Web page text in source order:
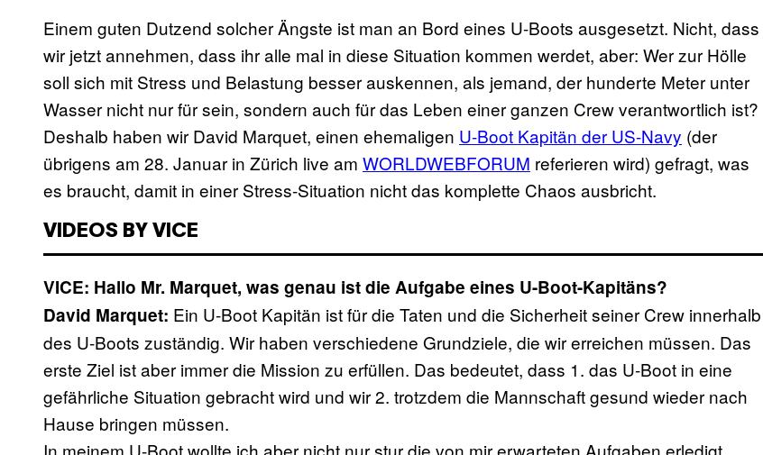
Einem guten Dutzend solcher Ängste ist man an Bord eines U-Boots ausgesetzt. Nicht, dass
wir jetzt annehmen, dass ihr alle mal in diese Situation kommen werdet, aber: Wer zur Hölle
soll sich mit Stress und Belastung besser auskennen, als jemand, der hunderte Meter unter
Wasser nicht nur für sein, sondern auch für das Leben einer ganzen Crew verantwortlich ist?
Deshalb haben wir David Marquet, einen ehemaligen U-Boot Kapitän der US-Navy (der
übrigens am 28. Januar in Zürich live am WORLDWEBFORUM referieren wird) gefragt, was
es braucht, damit in einer Stress-Situation nicht das komplette Chaos ausbricht.
VIDEOS BY VICE
VICE: Hallo Mr. Marquet, was genau ist die Aufgabe eines U-Boot-Kapitäns?
David Marquet: Ein U-Boot Kapitän ist für die Taten und die Sicherheit seiner Crew innerhalb
des U-Boots zuständig. Wir haben verschiedene Grundziele, die wir erreichen müssen. Das
erste Ziel ist aber immer die Mission zu erfüllen. Das bedeutet, dass 1. das U-Boot in eine
gefährliche Situation gebracht wird und wir 2. trotzdem die Mannschaft gesund wieder nach
Hause bringen müssen.